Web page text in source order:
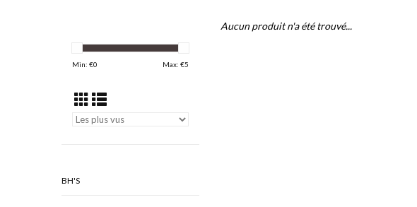
Min: €0 Max: €5
BH'S
Aucun produit n'a été trouvé...